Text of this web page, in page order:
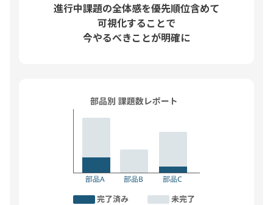
進行中課題の全体感を優先順位含めて
可視化することで
今やるべきことが明確に